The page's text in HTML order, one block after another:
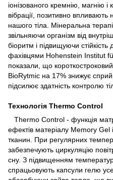
іонізованого кремнію, магнію
вібрації, позитивно впливають
нашого тіла. Мінеральна
звільняючи організм від
біоритм і підвищуючи
фахівцями Hohenstein Institut
показали, що
BioRytmic на 17% знижує
підсилює здатність контролю
Технологія Thermo Control
Thermo Control - функція
ефектів матеріалу Memory Gel
тканин. При регулярних
забезпечують циркуляцію
сну. З підвищенням
спрацьовують капсули гелю